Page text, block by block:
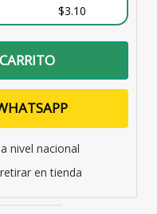
$3.10
nivel nacional
en tienda